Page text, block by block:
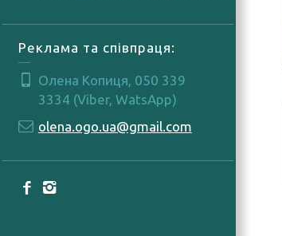
Реклама та співпраця:
Олена Копиця, 050 339
3334 (Viber, WatsApp)
olena.ogo.ua@gmail.com